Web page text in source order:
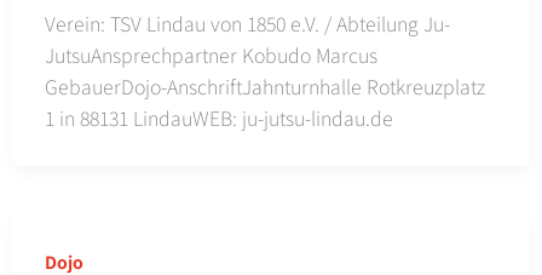
Verein: TSV Lindau von 1850 e.V. / Abteilung Ju-
JutsuAnsprechpartner Kobudo Marcus
GebauerDojo-AnschriftJahnturnhalle Rotkreuzplatz
1 in 88131 LindauWEB: ju-jutsu-lindau.de
Dojo